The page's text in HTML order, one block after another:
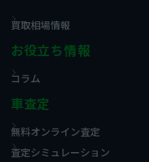
買取相場情報
お役立ち情報
コラム
車査定
無料オンライン査定
査定シミュレーション